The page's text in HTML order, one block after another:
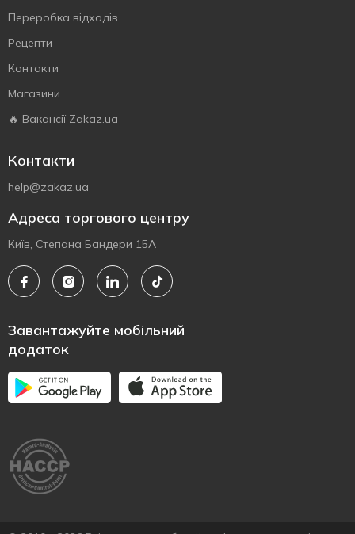
Переробка відходів
Рецепти
Контакти
Магазини
🔥 Вакансії Zakaz.ua
Контакти
help@zakaz.ua
Адреса торгового центру
Київ, Степана Бандери 15А
Завантажуйте мобільний
додаток